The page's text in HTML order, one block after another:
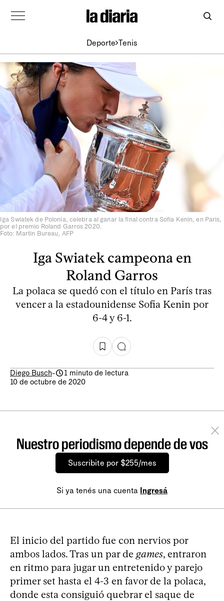
Deporte Tenis
Iga Swiatek de Polonia, celebra al ganar la final contra Sofia Kenin, en Paris,
por el premio Roland Garros 2020.
Foto: Martin Bureau, AFP
Iga Swiatek campeona en
Roland Garros
La polaca se quedó con el título en París tras
vencer a la estadounidense Sofia Kenin por
6-4 y 6-1.
Diego Busch-
1 minuto de lectura
10 de octubre de 2020
Nuestro periodismo depende de vos
Suscribite por $255/mes
Si ya tenés una cuenta Ingresá
El inicio del partido fue con nervios por
ambos lados. Tras un par de games, entraron
en ritmo para jugar un entretenido y parejo
primer set hasta el 4-3 en favor de la polaca,
donde esta consiguió quebrar el saque de